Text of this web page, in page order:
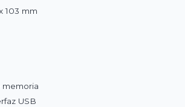
103 mm
memoria
USB